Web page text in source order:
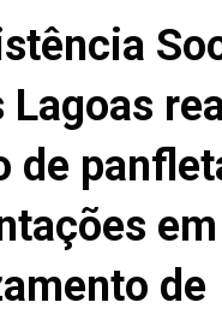
Lagoas
de
em
de